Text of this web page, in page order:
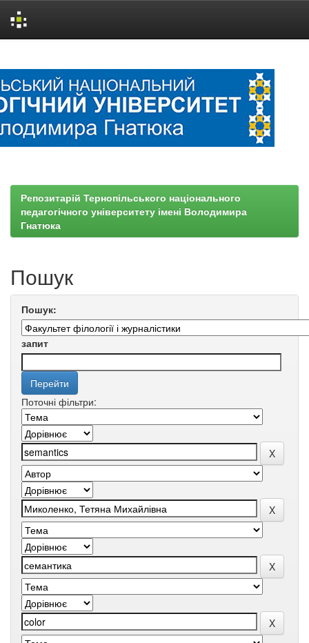
Репозитарій Тернопільського національного
педагогічного університету імені Володимира
Гнатюка
Пошук
Пошук:
запит
Поточні фільтри: